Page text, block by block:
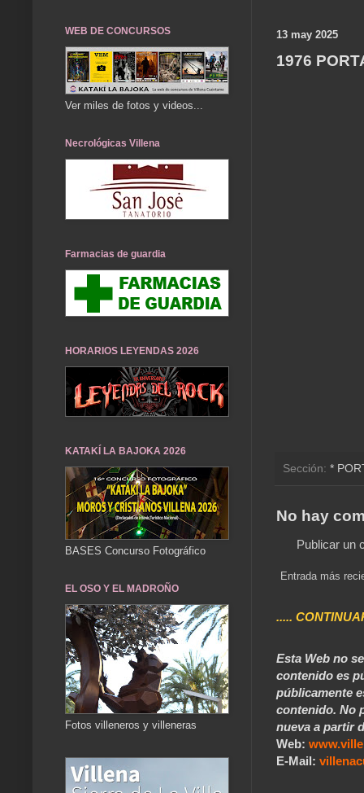
13 may 2025
1976
Sección: *
No hay
Publicar un
Entrada más
.....
Esta Web no
contenido es
públicamente
contenido. No
nueva a partir
Web:
E-Mail:
WEB DE CONCURSOS
Ver miles de fotos y videos...
Necrológicas Villena
Farmacias de guardia
HORARIOS LEYENDAS 2026
KATAKÍ LA BAJOKA 2026
BASES Concurso Fotográfico
EL OSO Y EL MADROÑO
Fotos villeneros y villeneras